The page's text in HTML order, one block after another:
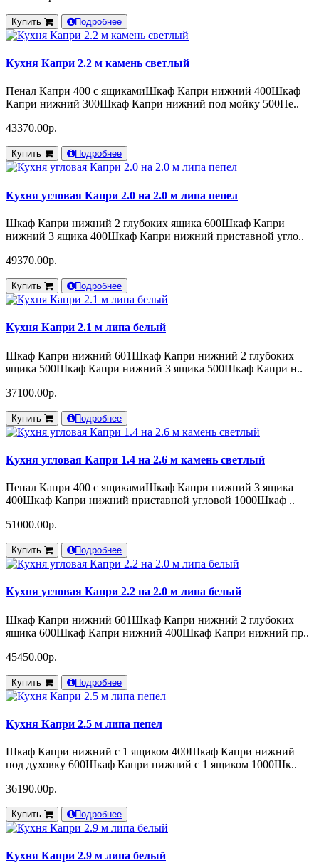
Купить Подробнее
Кухня Капри 2.2 м камень светлый
Пенал Капри 400 с ящикамиШкаф Капри нижний 400Шкаф
Капри нижний 300Шкаф Капри нижний под мойку 500Пе..
43370.00р.
Купить Подробнее
Кухня угловая Капри 2.0 на 2.0 м липа пепел
Шкаф Капри нижний 2 глубоких ящика 600Шкаф Капри
нижний 3 ящика 400Шкаф Капри нижний приставной угло..
49370.00р.
Купить Подробнее
Кухня Капри 2.1 м липа белый
Шкаф Капри нижний 601Шкаф Капри нижний 2 глубоких
ящика 500Шкаф Капри нижний 3 ящика 500Шкаф Капри н..
37100.00р.
Купить Подробнее
Кухня угловая Капри 1.4 на 2.6 м камень светлый
Пенал Капри 400 с ящикамиШкаф Капри нижний 3 ящика
400Шкаф Капри нижний приставной угловой 1000Шкаф ..
51000.00р.
Купить Подробнее
Кухня угловая Капри 2.2 на 2.0 м липа белый
Шкаф Капри нижний 601Шкаф Капри нижний 2 глубоких
ящика 600Шкаф Капри нижний 400Шкаф Капри нижний пр..
45450.00р.
Купить Подробнее
Кухня Капри 2.5 м липа пепел
Шкаф Капри нижний с 1 ящиком 400Шкаф Капри нижний
под духовку 600Шкаф Капри нижний с 1 ящиком 1000Шк..
36190.00р.
Купить Подробнее
Кухня Капри 2.9 м липа белый